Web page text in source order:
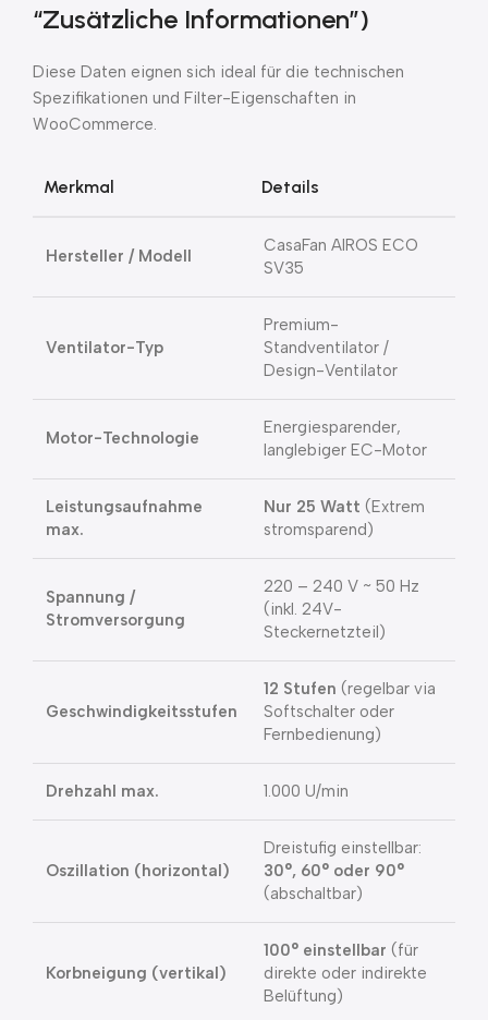
“Zusätzliche Informationen”)
Diese Daten eignen sich ideal für die technischen
Spezifikationen und Filter-Eigenschaften in
WooCommerce.
Merkmal Details
Hersteller / Modell
CasaFan AIROS ECO
SV35
Ventilator-Typ
Premium-
Standventilator /
Design-Ventilator
Motor-Technologie
Energiesparender,
langlebiger EC-Motor
Leistungsaufnahme
max.
Nur 25 Watt (Extrem
stromsparend)
Spannung /
Stromversorgung
220 – 240 V ~ 50 Hz
(inkl. 24V-
Steckernetzteil)
Geschwindigkeitsstufen
12 Stufen (regelbar via
Softschalter oder
Fernbedienung)
Drehzahl max. 1.000 U/min
Oszillation (horizontal)
Dreistufig einstellbar:
30°, 60° oder 90°
(abschaltbar)
Korbneigung (vertikal)
100° einstellbar (für
direkte oder indirekte
Belüftung)